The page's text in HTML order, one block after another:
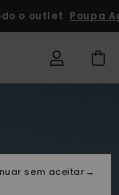
o outlet Poupa
sem aceitar